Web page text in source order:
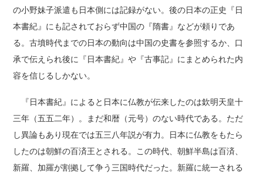
の小野妹子派遣も日本側には記録がない。後の日本の正史『日
本書紀』にも記されておらず中国の『隋書』などが頼りであ
る。古墳時代までの日本の動向は中国の史書を参照するか、口
承で伝えられ後に『日本書紀』や『古事記』にまとめられた内
容を信じるしかない。
『日本書紀』によると日本に仏教が伝来したのは欽明天皇十
三年（五五二年）。まだ和暦（元号）のない時代である。ただ
し異論もあり現在では五三八年説が有力。日本に仏教をもたら
したのは朝鮮の百済王とされる。この時代、朝鮮半島は百済、
新羅、加羅が割拠して争う三国時代だった。新羅に統一される